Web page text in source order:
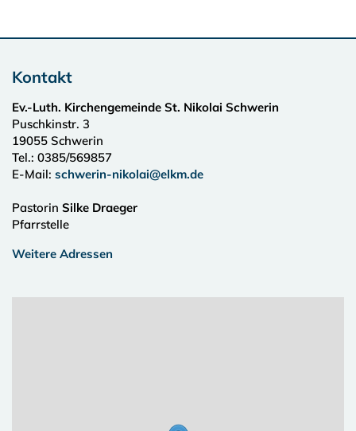
Kontakt
Ev.-Luth. Kirchengemeinde St. Nikolai Schwerin
Puschkinstr. 3
19055 Schwerin
Tel.: 0385/569857
E-Mail: schwerin-nikolai@elkm.de
Pastorin Silke Draeger
Pfarrstelle
Weitere Adressen